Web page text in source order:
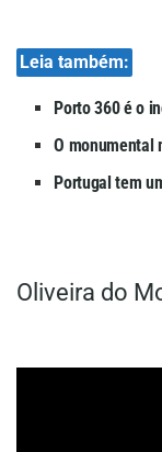
Leia também:
Porto 360 é o
O monumental
Portugal tem
Oliveira do